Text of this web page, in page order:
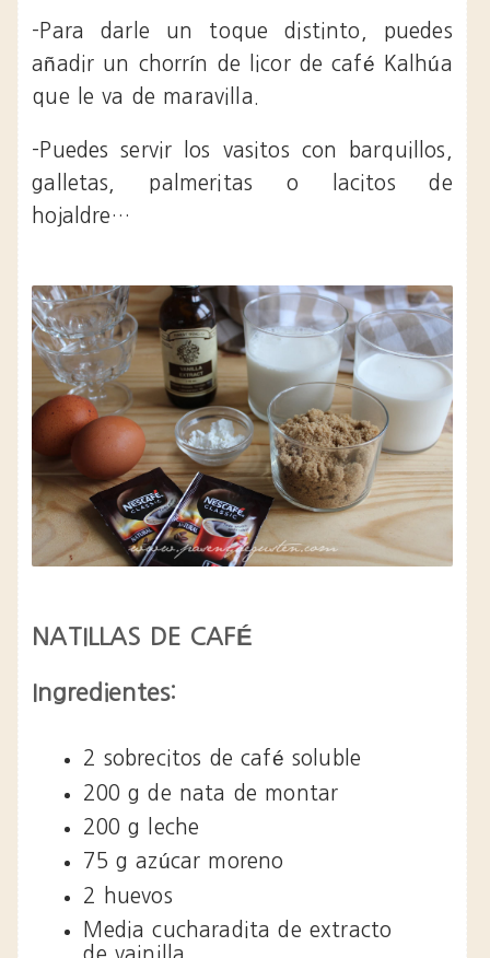
-Para darle un toque distinto, puedes
añadir un chorrín de licor de café Kalhúa
que le va de maravilla.
-Puedes servir los vasitos con barquillos,
galletas, palmeritas o lacitos de
hojaldre…
NATILLAS DE CAFÉ
Ingredientes:
2 sobrecitos de café soluble
200 g de nata de montar
200 g leche
75 g azúcar moreno
2 huevos
Media cucharadita de extracto